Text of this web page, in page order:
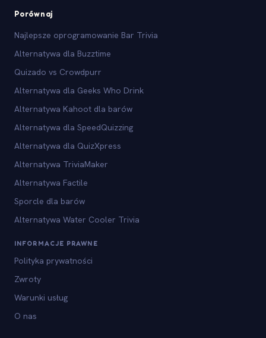
Porównaj
Najlepsze oprogramowanie Bar Trivia
Alternatywa dla Buzztime
Quizado vs Crowdpurr
Alternatywa dla Geeks Who Drink
Alternatywa Kahoot dla barów
Alternatywa dla SpeedQuizzing
Alternatywa dla QuizXpress
Alternatywa TriviaMaker
Alternatywa Factile
Sporcle dla barów
Alternatywa Water Cooler Trivia
INFORMACJE PRAWNE
Polityka prywatności
Zwroty
Warunki usług
O nas